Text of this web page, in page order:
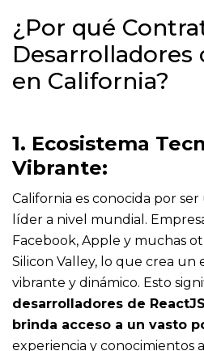
¿Por qué
Desarrolladores
en California?
1. Ecosistema
Vibrante:
California es conocida por
líder a nivel mundial.
Facebook, Apple y muchas
Silicon Valley, lo que crea un
vibrante y dinámico. Esto
desarrolladores de
brinda acceso a un vasto
experiencia y conocimientos